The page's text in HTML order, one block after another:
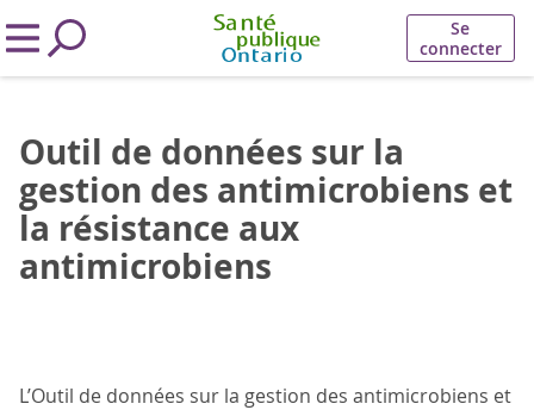
Se
connecter
Outil de données sur la
gestion des antimicrobiens et
la résistance aux
antimicrobiens
L’Outil de données sur la gestion des antimicrobiens et